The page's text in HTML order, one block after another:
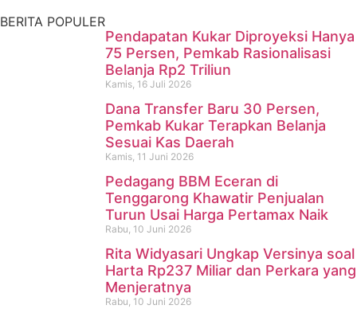
BERITA POPULER
Pendapatan Kukar Diproyeksi Hanya
75 Persen, Pemkab Rasionalisasi
Belanja Rp2 Triliun
Kamis, 16 Juli 2026
Dana Transfer Baru 30 Persen,
Pemkab Kukar Terapkan Belanja
Sesuai Kas Daerah
Kamis, 11 Juni 2026
Pedagang BBM Eceran di
Tenggarong Khawatir Penjualan
Turun Usai Harga Pertamax Naik
Rabu, 10 Juni 2026
Rita Widyasari Ungkap Versinya soal
Harta Rp237 Miliar dan Perkara yang
Menjeratnya
Rabu, 10 Juni 2026